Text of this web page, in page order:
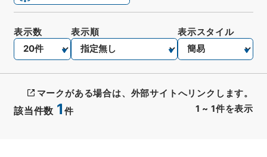
該当件数 1 件 1 ~ 1件を表示
表示数 表示順 表示スタイル
マークがある場合は、外部サイトへリンクします。